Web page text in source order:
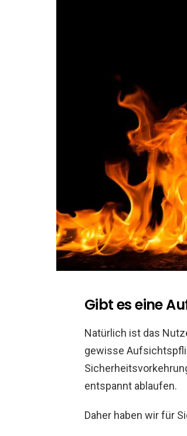
Gibt es eine
Natürlich ist das
gewisse
entspannt ablaufen.
Daher haben wir für